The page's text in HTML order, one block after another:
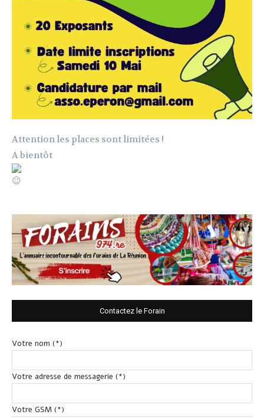
Attention les places sont limitées !
A bientôt
Contactez le Forain
Votre nom (*)
Votre adresse de messagerie (*)
Votre GSM (*)